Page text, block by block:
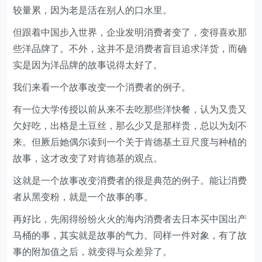
较量累，因为老是活在别人的口水里。
但跟着中国步入世界，企业发明消费者变了，变得喜欢那
些洋品牌了。不外，这并不是消费者盲目追求洋货，而确
实是因为洋品牌的故事说得太好了。
我们来看一个故事改变一个消费者的例子。
有一位大学传授以前从来不去吃那些洋快餐，认为又贵又
欠好吃，出格是土豆丝，那么少又是那样贵，总以为划不
来。但厥后她偶尔读到一个关于肯德基土豆尺度与种植的
故事，这才改变了对肯德基的观点。
这就是一个故事改变消费者的很是典范的例子。能让消费
者从黑变粉，就是一个故事的事。
再好比，先闹得纷纷火火的海内消费者去日本买中国出产
马桶的事，其实就是故事的气力。同样一件对象，有了故
事的附加值之后，就变得与众差异了。